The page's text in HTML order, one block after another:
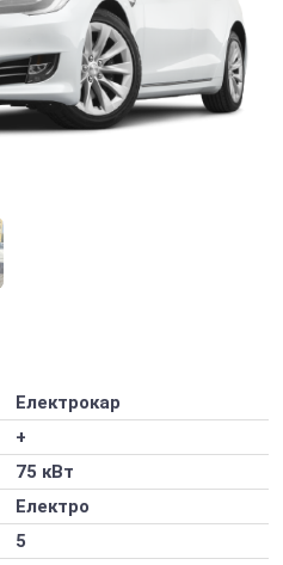
осіб
День народження
Електрокар
+
75 кВт
Електро
5